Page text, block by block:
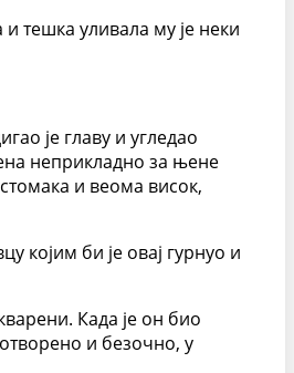
тешка уливала му је неки
је главу и угледао
неприкладно за њене
и веома висок,
којим би је овај гурнуо и
Када је он био
и безочно, у